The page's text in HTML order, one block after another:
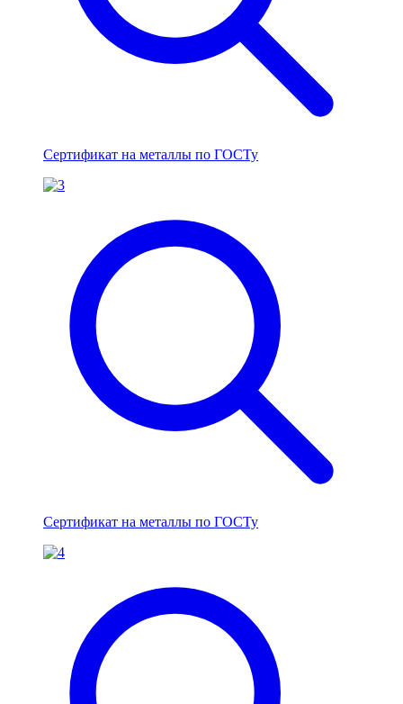
Сертификат на металлы по ГОСТу
Сертификат на металлы по ГОСТу